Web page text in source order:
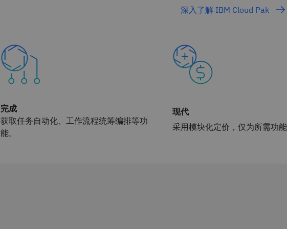
深入了解 IBM Cloud Pak
完成
获取任务自动化、工作流程统筹编排等功
能。
现代
采用模块化定价，仅为所需功